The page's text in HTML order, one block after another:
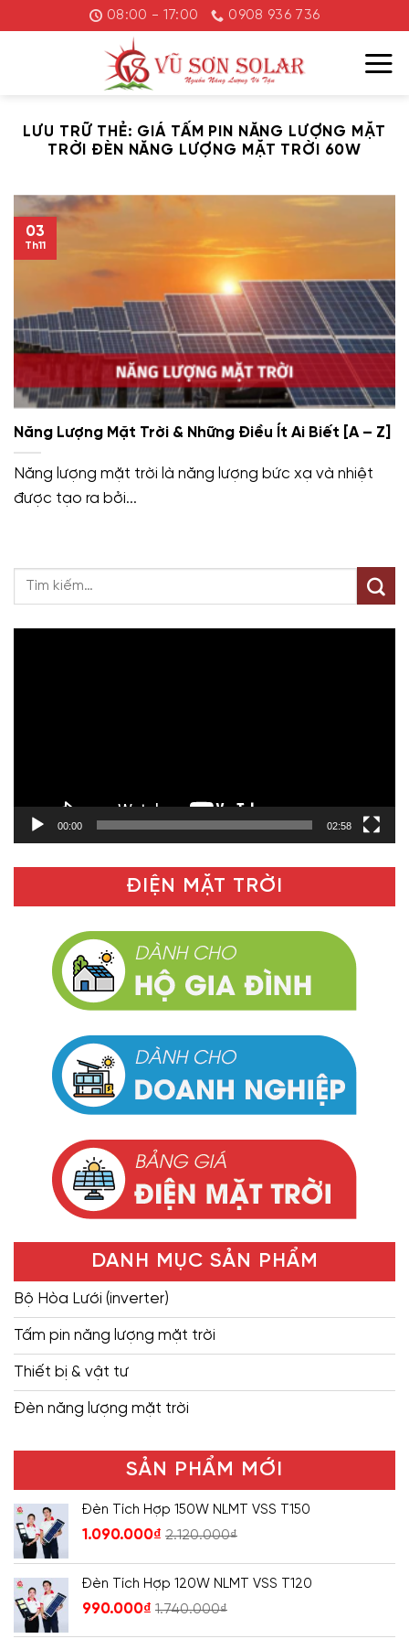
đến
08:00 - 17:00 0908 936 736
LƯU TRỮ THẺ: GIÁ TẤM PIN NĂNG LƯỢNG MẶT
TRỜI ĐÈN NĂNG LƯỢNG MẶT TRỜI 60W
Năng Lượng Mặt Trời & Những Điều Ít Ai Biết [A – Z]
Năng lượng mặt trời là năng lượng bức xạ và nhiệt
được tạo ra bởi...
03
Th11
00:00 02:58
ĐIỆN MẶT TRỜI
DANH MỤC SẢN PHẨM
Bộ Hòa Lưới (inverter)
Tấm pin năng lượng mặt trời
Thiết bị & vật tư
Đèn năng lượng mặt trời
SẢN PHẨM MỚI
Đèn Tích Hợp 150W NLMT VSS T150
1.090.000₫ 2.120.000₫
Đèn Tích Hợp 120W NLMT VSS T120
990.000₫ 1.740.000₫